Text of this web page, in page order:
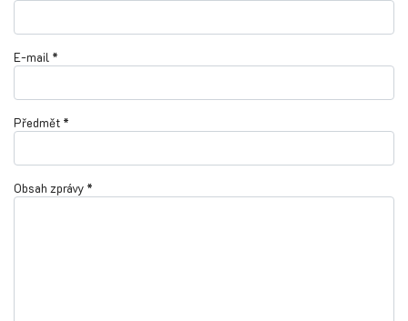
E-mail *
Předmět *
Obsah zprávy *